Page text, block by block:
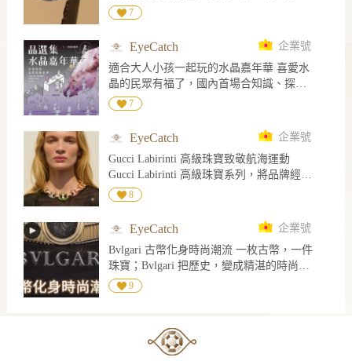
晶石是屬於強二色性寶石，在倫敦二色鏡
7
EyeCatch
企業號
適合大人小孩一起玩的水晶嘉年華 喜愛水
晶的民眾有福了，國內首場合知識、探索
與挖礦體驗的夏日限定「水晶嘉年華，將
場。 主辦單打破傳統水晶展覽僅有收藏的
單一形式，更策畫了讓民眾親手發掘、實
際觀察、專業導覽與交流分享，將整座肯
納莊園化身為礦物愛好者的樂園，無論是
第一次接觸水晶的新朋友，大人還是小
都能從中收割豐富的體驗感受，看見這個
點活動】 V水晶好漂票 專為想深入探索水
晶科學、微觀世界與市場價值的愛好者設
計的深度體驗 V戶外挖礦活動與辨識教學
家、挖礦活動區 V水晶主題市集、與美食
7
EyeCatch
企業號
Gucci Labirinti 高級珠寶致敬航海運動
Gucci Labirinti 高級珠寶系列，將品牌經典
符碼帶入更華麗的珠寶語境。其中 Marina
取靈感，把原本象徵力量、連結與海洋精
神的鏈節，轉化為色彩絢麗的高級珠寶作
品。 項鍊以大小漸次的錨鏈環串連而成，
部分鏈環密鑲紅寶石、沙弗萊石，以及藍
色、黃色、粉色、橙色藍寶石，交織出如
續 Marina Chain 的結構語彙，以彩色寶石
與鑽石鋪排出流動感，彷彿將海面波光、
8
EyeCatch
企業號
Bvlgari 古幣化身時尚潮流 一枚古幣，一件
珠寶；Bvlgari 把歷史，變成精湛的時尚設
計。9